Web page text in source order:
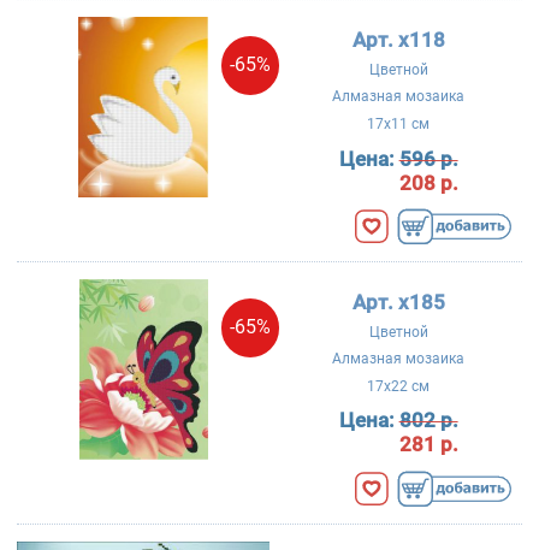
-65%
Арт. x118
Цветной
Алмазная мозаика
17x11 см
Цена:596 р.
208 р.
-65%
Арт. x185
Цветной
Алмазная мозаика
17x22 см
Цена:802 р.
281 р.